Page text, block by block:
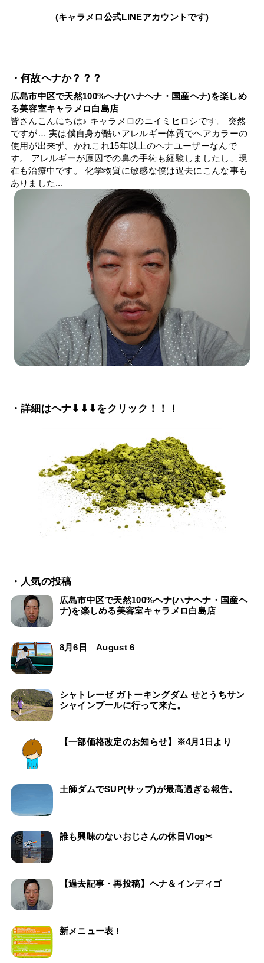
(キャラメロ公式LINEアカウントです)
・何故ヘナか？？？
広島市中区で天然100%ヘナ(ハナヘナ・国産ヘナ)を楽しめ
る美容室キャラメロ白島店
皆さんこんにちは♪ キャラメロのニイミヒロシです。 突然
ですが… 実は僕自身が酷いアレルギー体質でヘアカラーの
使用が出来ず、かれこれ15年以上のヘナユーザーなんで
す。 アレルギーが原因での鼻の手術も経験しましたし、現
在も治療中です。 化学物質に敏感な僕は過去にこんな事も
ありました...
・詳細はヘナ⬇⬇⬇をクリック！！！
・人気の投稿
広島市中区で天然100%ヘナ(ハナヘナ・国産ヘ
ナ)を楽しめる美容室キャラメロ白島店
8月6日 August 6
シャトレーゼ ガトーキングダム せとうちサン
シャインプールに行って来た。
【一部価格改定のお知らせ】※4月1日より
土師ダムでSUP(サップ)が最高過ぎる報告。
誰も興味のないおじさんの休日Vlog✂
【過去記事・再投稿】ヘナ＆インディゴ
新メニュー表！